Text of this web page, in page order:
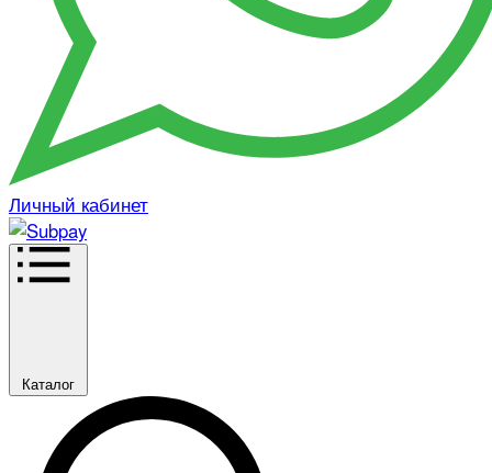
Личный кабинет
Каталог